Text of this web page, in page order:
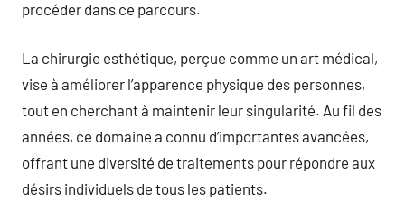
procéder dans ce parcours.
La chirurgie esthétique, perçue comme un art médical,
vise à améliorer l’apparence physique des personnes,
tout en cherchant à maintenir leur singularité. Au fil des
années, ce domaine a connu d’importantes avancées,
offrant une diversité de traitements pour répondre aux
désirs individuels de tous les patients.